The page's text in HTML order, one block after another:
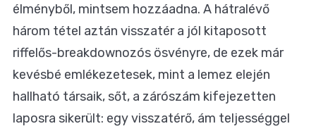
élményből, mintsem hozzáadna. A hátralévő
három tétel aztán visszatér a jól kitaposott
riffelős-breakdownozós ösvényre, de ezek már
kevésbé emlékezetesek, mint a lemez elején
hallható társaik, sőt, a zárószám kifejezetten
laposra sikerült: egy visszatérő, ám teljességgel